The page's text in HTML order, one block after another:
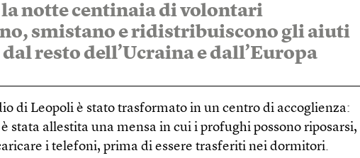
notte centinaia di volontari
smistano e ridistribuiscono gli aiuti
resto dell’Ucraina e dall’Europa
di Leopoli è stato trasformato in un centro di accoglienza:
stata allestita una mensa in cui i profughi possono riposarsi,
i telefoni, prima di essere trasferiti nei dormitori.